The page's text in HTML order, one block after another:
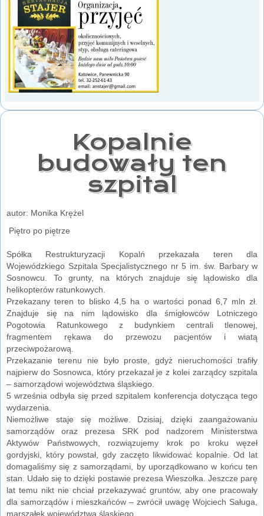
Kopalnie
budowały ten
szpital
autor: Monika Krężel
Piętro po piętrze
Spółka Restrukturyzacji Kopalń przekazała teren dla
Wojewódzkiego Szpitala Specjalistycznego nr 5 im. św. Barbary w
Sosnowcu. To grunty, na których znajduje się lądowisko dla
helikopterów ratunkowych.
Przekazany teren to blisko 4,5 ha o wartości ponad 6,7 mln zł.
Znajduje się na nim lądowisko dla śmigłowców Lotniczego
Pogotowia Ratunkowego z budynkiem centrali tlenowej,
fragmentem rękawa do przewozu pacjentów i wiatą
przeciwpożarową.
Przekazanie terenu nie było proste, gdyż nieruchomości trafiły
najpierw do Sosnowca, który przekazał je z kolei zarządcy szpitala
– samorządowi województwa śląskiego.
5 września odbyła się przed szpitalem konferencja dotycząca tego
wydarzenia.
Niemożliwe staje się możliwe. Dzisiaj, dzięki zaangażowaniu
samorządów oraz prezesa SRK pod nadzorem Ministerstwa
Aktywów Państwowych, rozwiązujemy krok po kroku węzeł
gordyjski, który powstał, gdy zaczęto likwidować kopalnie. Od lat
domagaliśmy się z samorządami, by uporządkowano w końcu ten
stan. Udało się to dzięki postawie prezesa Wieszołka. Jeszcze parę
lat temu nikt nie chciał przekazywać gruntów, aby one pracowały
dla samorządów i mieszkańców – zwrócił uwagę Wojciech Saługa,
marszałek województwa śląskiego.